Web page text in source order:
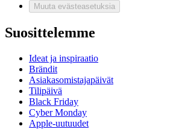
Muuta evästeasetuksia
Suosittelemme
Ideat ja inspiraatio
Brändit
Asiakasomistajapäivät
Tilipäivä
Black Friday
Cyber Monday
Apple-uutuudet